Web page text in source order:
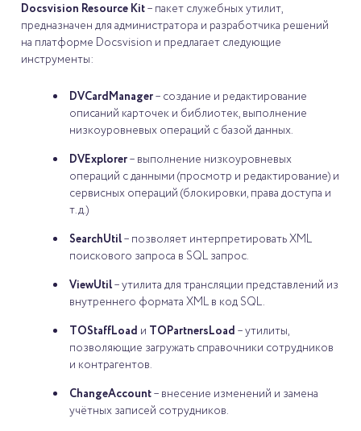
Docsvision Resource Kit– пакет служебных утилит,
предназначен для администратора и разработчика решений
на платформе Docsvision и предлагает следующие
инструменты:
DVCardManager– создание и редактирование
описаний карточек и библиотек, выполнение
низкоуровневых операций с базой данных.
DVExplorer– выполнение низкоуровневых
операций с данными (просмотр и редактирование) и
сервисных операций (блокировки, права доступа и
т.д.)
SearchUtil– позволяет интерпретировать XML
поискового запроса в SQL запрос.
ViewUtil– утилита для трансляции представлений из
внутреннего формата XML в код SQL.
TOStaffLoad и TOPartnersLoad – утилиты,
позволяющие загружать справочники сотрудников
и контрагентов.
ChangeAccount– внесение изменений и замена
учётных записей сотрудников.